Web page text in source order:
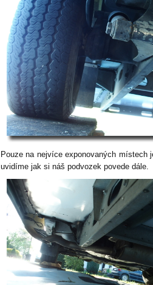
Pouze na nejvíce exponovaných místech
uvidíme jak si náš podvozek povede dále.